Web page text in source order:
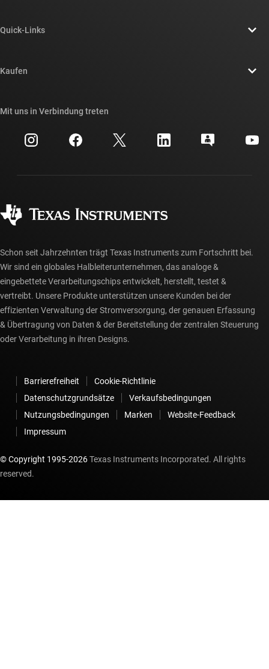
Newsroom
Investorenbeziehungen
Fertigung
Quick-Links
Querverweis-Suche
Kundensupportzentrum
myTI-Konto FAQs
Kaufen
Häufig gestellte Fragen zu Bestellungen
Mit uns in Verbindung treten
Schon seit Jahrzehnten trägt Texas Instruments zum Fortschritt bei.
Wir sind ein globales Halbleiterunternehmen, das analoge &
eingebettete Verarbeitungschips entwickelt, herstellt, testet &
vertreibt. Unsere Produkte unterstützen unsere Kunden bei der
effizienten Verwaltung der Stromversorgung, der genauen Erfassung
& Übertragung von Daten & der Bereitstellung der zentralen Steuerung
oder Verarbeitung in ihren Designs.
Barrierefreiheit
Cookie-Richtlinie
Datenschutzgrundsätze
Verkaufsbedingungen
Nutzungsbedingungen
Marken
Website-Feedback
Impressum
© Copyright 1995-2026Texas Instruments Incorporated. All rights
reserved.